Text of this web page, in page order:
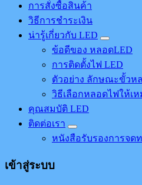
การสั่งซื้อสินค้า
วิธีการชำระเงิน
น่ารู้เกี่ยวกับ LED
ข้อดีของ หลอดLED
การติดตั้งไฟ LED
ตัวอย่าง ลักษณะขั้วห
วิธีเลือกหลอดไฟให้เ
คุณสมบัติ LED
ติดต่อเรา
หนังสือรับรองการจด
เข้าสู่ระบบ